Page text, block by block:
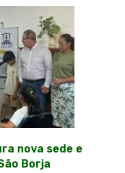
nova sede e
Borja